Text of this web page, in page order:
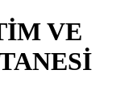
VE